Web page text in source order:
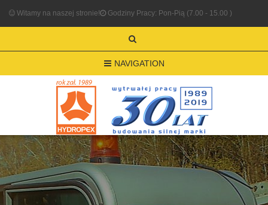
Witamy na naszej stronie! Godziny Pracy: Pon-Pią (7.00 - 15.00 )
NAVIGATION